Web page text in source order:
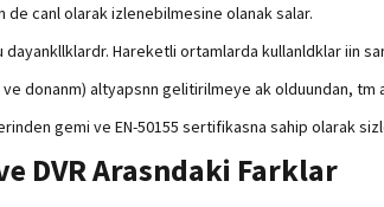
de canl olarak izlenebilmesine olanak salar.
Hareketli ortamlarda kullanldklar iin
donanm) altyapsnn gelitirilmeye ak olduundan,
gemi ve EN-50155 sertifikasna sahip olarak
DVR Arasndaki Farklar